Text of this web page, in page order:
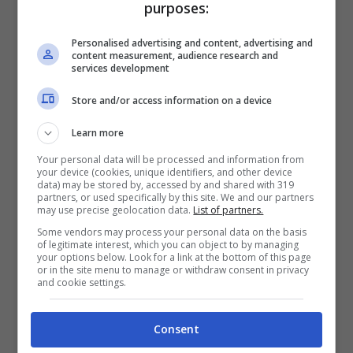
identifica a Dio. Abbiamo sempre avuto un
perché lui rompe le scatole. Io ho un carattere
più forte del suo, ecco perché non l’ho sofferto
più di tanto.
L’addio di Ibrahimovic all’Inter nel 2009-10 ci ha
purposes:
Personalised advertising and content, advertising and
content measurement, audience research and
services development
Store and/or access information on a device
Learn more
Your personal data will be processed and information from
your device (cookies, unique identifiers, and other device
data) may be stored by, accessed by and shared with 319
partners, or used specifically by this site. We and our partners
may use precise geolocation data. List of partners.
Some vendors may process your personal data on the basis
of legitimate interest, which you can object to by managing
your options below. Look for a link at the bottom of this page
or in the site menu to manage or withdraw consent in privacy
and cookie settings.
Consent